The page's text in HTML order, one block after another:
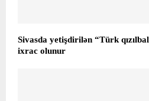
Sivasda yetişdirilən “Türk
ixrac olunur